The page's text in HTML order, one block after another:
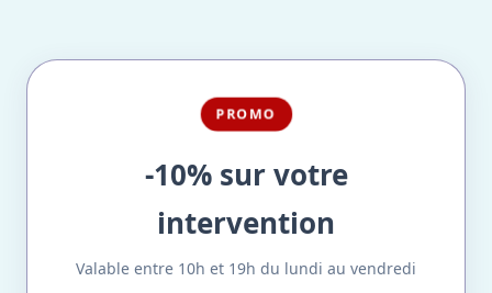
PROMO
-10% sur votre
intervention
Valable entre 10h et 19h du lundi au vendredi